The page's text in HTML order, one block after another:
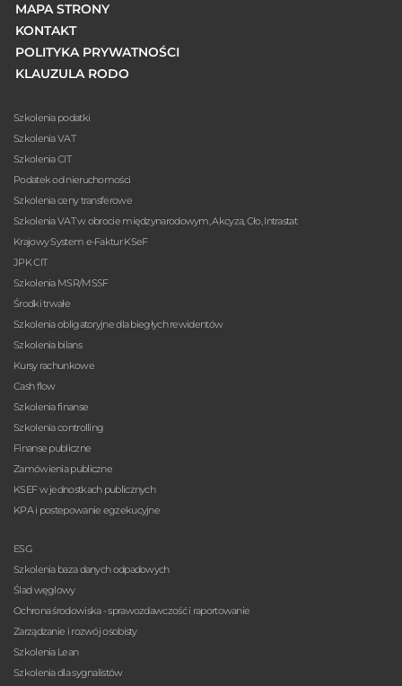
MAPA STRONY
KONTAKT
POLITYKA PRYWATNOŚCI
KLAUZULA RODO
Szkolenia podatki
Szkolenia VAT
Szkolenia CIT
Podatek od nieruchomości
Szkolenia ceny transferowe
Szkolenia VAT w obrocie międzynarodowym, Akcyza, Cło, Intrastat
Krajowy System e-Faktur KSeF
JPK CIT
Szkolenia MSR/MSSF
Środki trwałe
Szkolenia obligatoryjne dla biegłych rewidentów
Szkolenia bilans
Kursy rachunkowe
Cash flow
Szkolenia finanse
Szkolenia controlling
Finanse publiczne
Zamówienia publiczne
KSEF w jednostkach publicznych
KPA i postepowanie egzekucyjne
ESG
Szkolenia baza danych odpadowych
Ślad węglowy
Ochrona środowiska - sprawozdawczość i raportowanie
Zarządzanie i rozwój osobisty
Szkolenia Lean
Szkolenia dla sygnalistów